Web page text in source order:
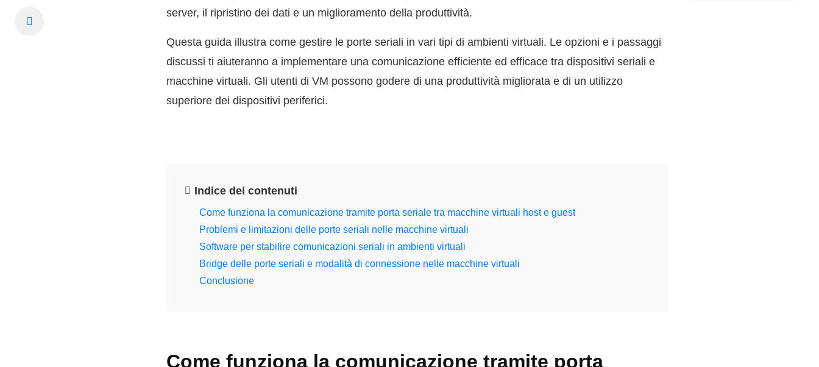
server, il ripristino dei dati e un miglioramento della produttività.
Questa guida illustra come gestire le porte seriali in vari tipi di ambienti virtuali. Le opzioni e i passaggi
discussi ti aiuteranno a implementare una comunicazione efficiente ed efficace tra dispositivi seriali e
macchine virtuali. Gli utenti di VM possono godere di una produttività migliorata e di un utilizzo
superiore dei dispositivi periferici.
Indice dei contenuti
Come funziona la comunicazione tramite porta seriale tra macchine virtuali host e guest
Problemi e limitazioni delle porte seriali nelle macchine virtuali
Software per stabilire comunicazioni seriali in ambienti virtuali
Bridge delle porte seriali e modalità di connessione nelle macchine virtuali
Conclusione
Come funziona la comunicazione tramite porta